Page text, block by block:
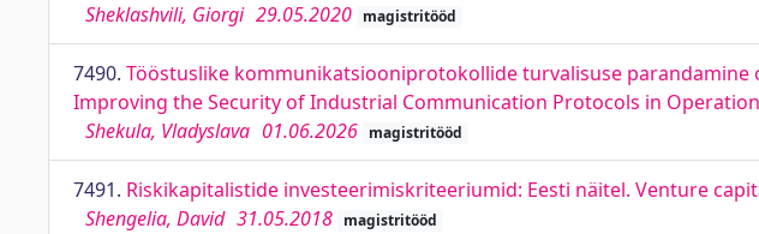
Sheklashvili, Giorgi 29.05.2020 magistritööd
7490. Tööstuslike kommunikatsiooniprotokollide turvalisuse
Improving the Security of Industrial Communication Protocols in
Shekula, Vladyslava 01.06.2026 magistritööd
7491. Riskikapitalistide investeerimiskriteeriumid: Eesti näitel. Venture
Shengelia, David 31.05.2018 magistritööd